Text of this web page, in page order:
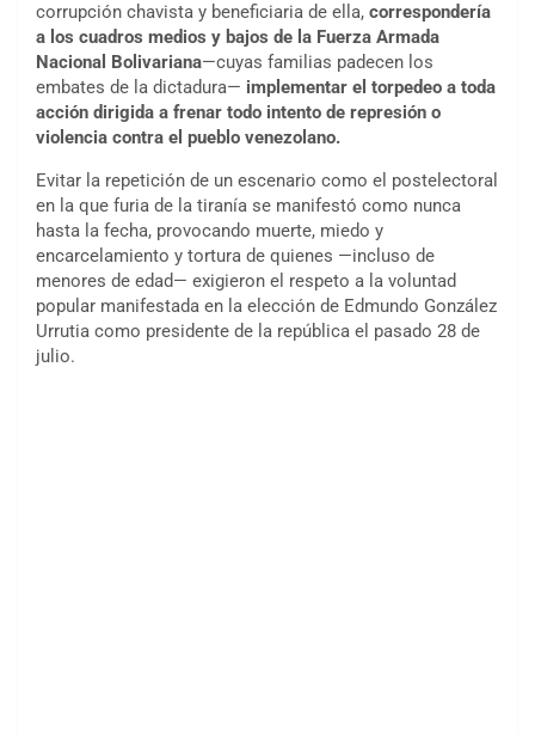
corrupción chavista y beneficiaria de ella, correspondería
a los cuadros medios y bajos de la Fuerza Armada
Nacional Bolivariana—cuyas familias padecen los
embates de la dictadura— implementar el torpedeo a toda
acción dirigida a frenar todo intento de represión o
violencia contra el pueblo venezolano.
Evitar la repetición de un escenario como el postelectoral
en la que furia de la tiranía se manifestó como nunca
hasta la fecha, provocando muerte, miedo y
encarcelamiento y tortura de quienes —incluso de
menores de edad— exigieron el respeto a la voluntad
popular manifestada en la elección de Edmundo González
Urrutia como presidente de la república el pasado 28 de
julio.